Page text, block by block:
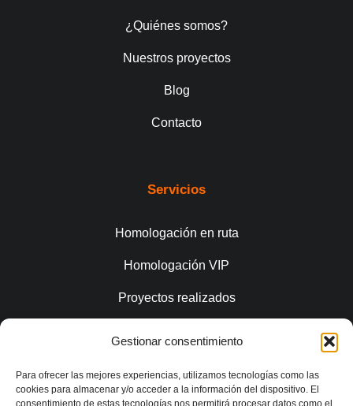
Gestionar consentimiento
Para ofrecer las mejores experiencias, utilizamos tecnologías como las
cookies para almacenar y/o acceder a la información del dispositivo. El
consentimiento de estas tecnologías nos permitirá procesar datos como el
¿Quiénes somos?
Nuestros proyectos
Blog
Contacto
Servicios
Homologación en ruta
Homologación VIP
Proyectos realizados